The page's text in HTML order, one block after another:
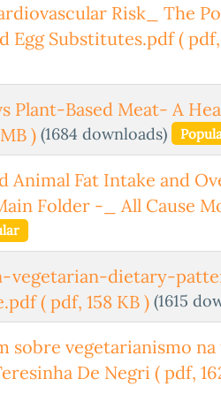
Risk_ The
Egg Substitutes.pdf(
Plant-Based Meat- A
) (1684 downloads)
Animal Fat Intake and
Folder -_ All Cause
vegetarian-dietary-
( pdf, 158 KB ) (1615
sobre vegetarianismo
De Negri ( pdf,